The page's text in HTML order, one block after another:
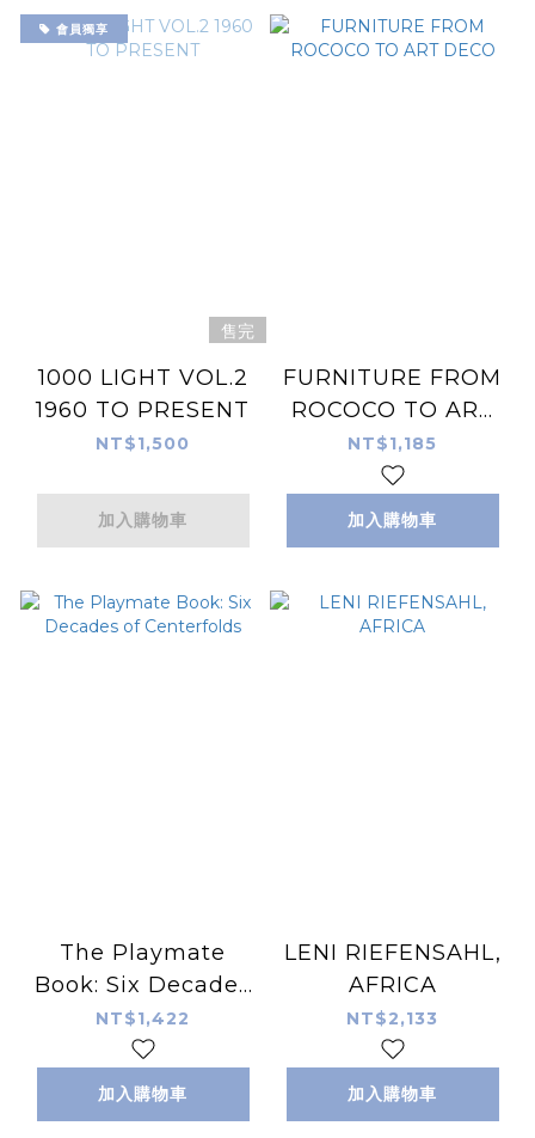
會員獨享
售完
1000 LIGHT VOL.2
1960 TO PRESENT
NT$1,500
加入購物車
FURNITURE FROM
ROCOCO TO ART
DECO
NT$1,185
加入購物車
The Playmate
Book: Six Decades
of Centerfolds
NT$1,422
加入購物車
LENI RIEFENSAHL,
AFRICA
NT$2,133
加入購物車